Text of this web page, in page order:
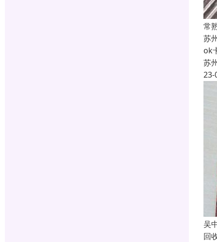
常
苏
ok
苏
23-
吴
回